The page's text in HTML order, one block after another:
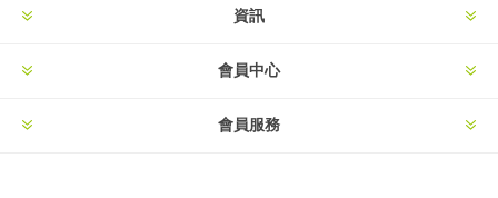
資訊
會員中心
會員服務